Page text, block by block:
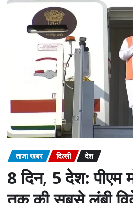
ताजा खबर दिल्ली देश
8 दिन, 5 देश: पीएम